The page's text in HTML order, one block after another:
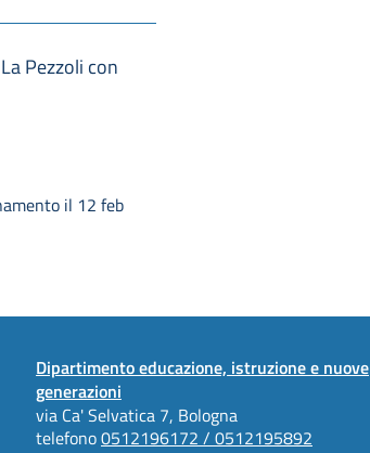
Pezzoli con
il 12 feb
Dipartimento educazione, istruzione e nuove
generazioni
via Ca' Selvatica 7, Bologna
telefono0512196172 / 0512195892